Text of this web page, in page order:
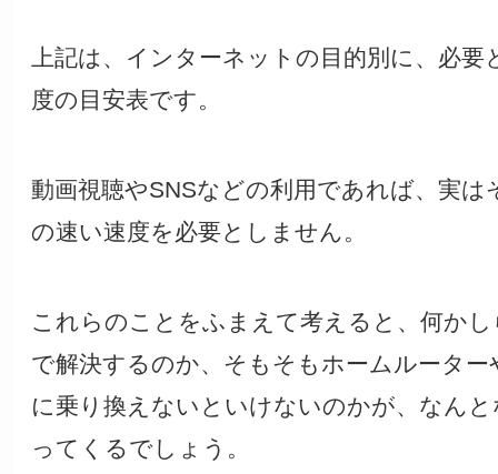
上記は、インターネットの目的別に、必要
度の目安表です。
動画視聴やSNSなどの利用であれば、実は
の速い速度を必要としません。
これらのことをふまえて考えると、何か
で解決するのか、そもそもホームルーター
に乗り換えないといけないのかが、なん
ってくるでしょう。